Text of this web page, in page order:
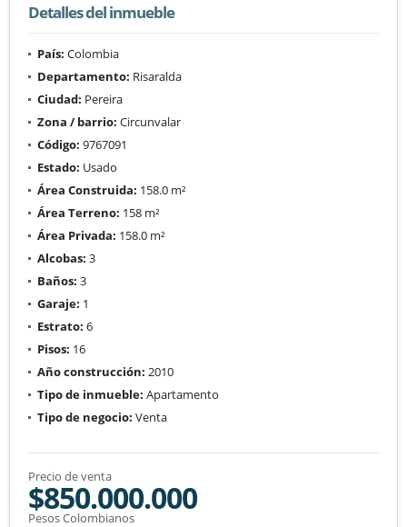
Detalles del inmueble
País: Colombia
Departamento: Risaralda
Ciudad: Pereira
Zona / barrio: Circunvalar
Código: 9767091
Estado: Usado
Área Construida: 158.0 m²
Área Terreno: 158 m²
Área Privada: 158.0 m²
Alcobas: 3
Baños: 3
Garaje: 1
Estrato: 6
Pisos: 16
Año construcción: 2010
Tipo de inmueble: Apartamento
Tipo de negocio: Venta
Precio de venta
$850.000.000
Pesos Colombianos